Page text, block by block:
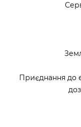
Приєднання до